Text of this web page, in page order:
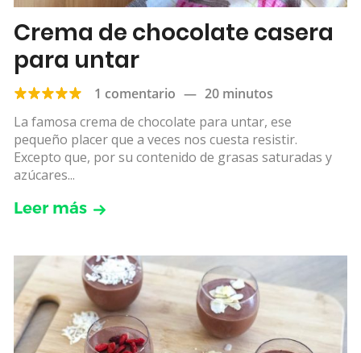
Crema de chocolate casera
para untar
1 comentario — 20 minutos
La famosa crema de chocolate para untar, ese
pequeño placer que a veces nos cuesta resistir.
Excepto que, por su contenido de grasas saturadas y
azúcares...
Leer más